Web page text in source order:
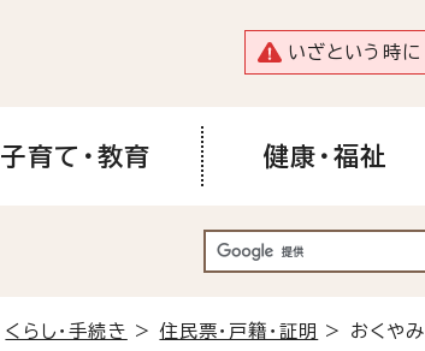
いざという時に
子育て・教育 健康・福祉
くらし・手続き >住民票・戸籍・証明 > おくやみ